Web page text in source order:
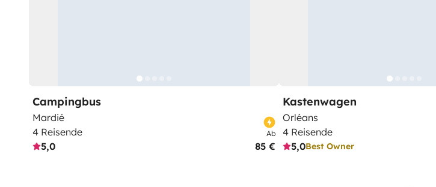
Campingbus
Mardié
4 Reisende
5,0
Ab
85 €
Kastenwagen
Orléans
4 Reisende
5,0Best Owner